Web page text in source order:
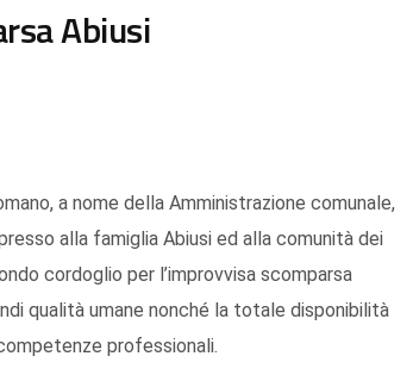
Abiusi
a nome della Amministrazione comunale,
alla famiglia Abiusi ed alla comunità dei
cordoglio per l’improvvisa scomparsa
qualità umane nonché la totale disponibilità
professionali.